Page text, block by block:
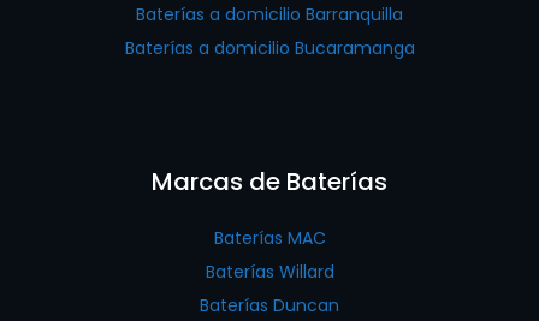
Baterías a domicilio Barranquilla
Baterías a domicilio Bucaramanga
Marcas de Baterías
Baterías MAC
Baterías Willard
Baterías Duncan